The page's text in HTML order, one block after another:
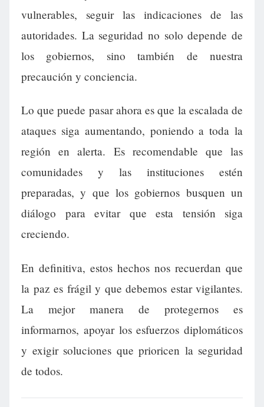
vulnerables, seguir las indicaciones de las
autoridades. La seguridad no solo depende de
los gobiernos, sino también de nuestra
precaución y conciencia.
Lo que puede pasar ahora es que la escalada de
ataques siga aumentando, poniendo a toda la
región en alerta. Es recomendable que las
comunidades y las instituciones estén
preparadas, y que los gobiernos busquen un
diálogo para evitar que esta tensión siga
creciendo.
En definitiva, estos hechos nos recuerdan que
la paz es frágil y que debemos estar vigilantes.
La mejor manera de protegernos es
informarnos, apoyar los esfuerzos diplomáticos
y exigir soluciones que prioricen la seguridad
de todos.